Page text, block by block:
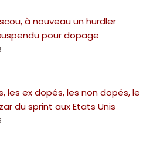
à nouveau un hurdler
pour dopage
les ex dopés, les non dopés, le
du sprint aux Etats Unis